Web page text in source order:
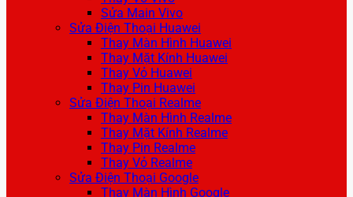
Sửa Main Vivo
Sửa Điện Thoại Huawei
Thay Màn Hình Huawei
Thay Mặt Kính Huawei
Thay Vỏ Huawei
Thay Pin Huawei
Sửa Điện Thoại Realme
Thay Màn Hình Realme
Thay Mặt Kính Realme
Thay Pin Realme
Thay Vỏ Realme
Sửa Điện Thoại Google
Thay Màn Hình Google